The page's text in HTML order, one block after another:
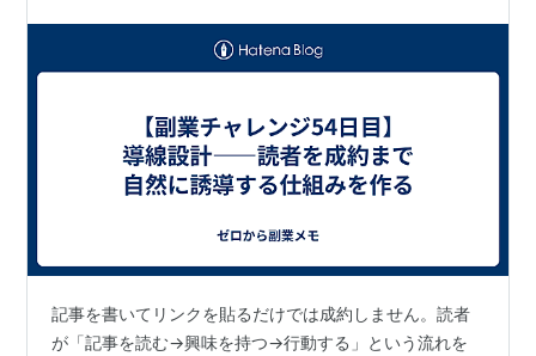
記事を書いてリンクを貼るだけでは成約しません。読者
が「記事を読む→興味を持つ→行動する」という流れを